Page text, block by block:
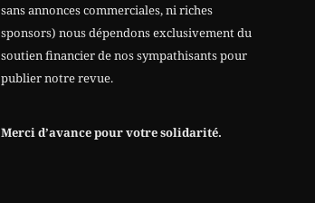
sans annonces commerciales, ni riches
sponsors) nous dépendons exclusivement du
soutien financier de nos sympathisants pour
publier notre revue.
Merci d’avance pour votre solidarité.